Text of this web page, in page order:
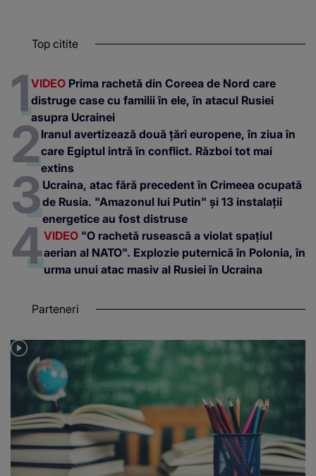
Top citite
VIDEO Prima rachetă din Coreea de Nord care
distruge case cu familii în ele, în atacul Rusiei
asupra Ucrainei
Iranul avertizează două țări europene, în ziua în
care Egiptul intră în conflict. Război tot mai
extins
Ucraina, atac fără precedent în Crimeea ocupată
de Rusia. "Amazonul lui Putin" și 13 instalații
energetice au fost distruse
VIDEO "O rachetă rusească a violat spațiul
aerian al NATO". Explozie puternică în Polonia, în
urma unui atac masiv al Rusiei în Ucraina
Parteneri